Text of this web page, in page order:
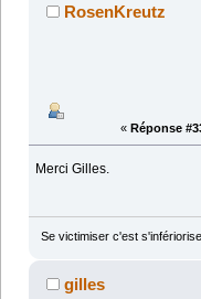
RosenKreutz
« Réponse
Merci Gilles.
Se victimiser c'est
gilles